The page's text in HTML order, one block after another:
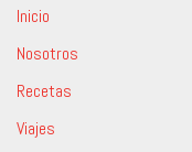
Inicio
Nosotros
Recetas
Viajes